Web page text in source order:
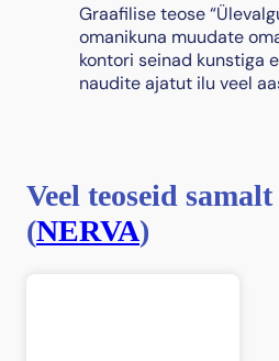
Graafilise teose
omanikuna muudate
kontori seinad kunstiga
naudite ajatut ilu veel
Veel teoseid
(NERVA)